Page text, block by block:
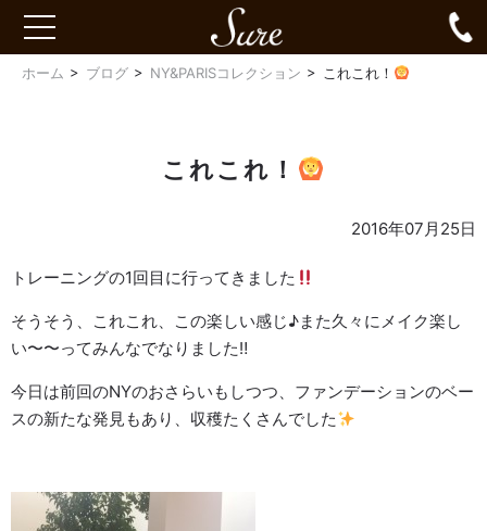
toggle
ホーム ブログ NY&PARISコレクション これこれ！
これこれ！
2016年07月25日
トレーニングの1回目に行ってきました
そうそう、これこれ、この楽しい感じ♪また久々にメイク楽し
い〜〜ってみんなでなりました‼︎
今日は前回のNYのおさらいもしつつ、ファンデーションのベー
スの新たな発見もあり、収穫たくさんでした